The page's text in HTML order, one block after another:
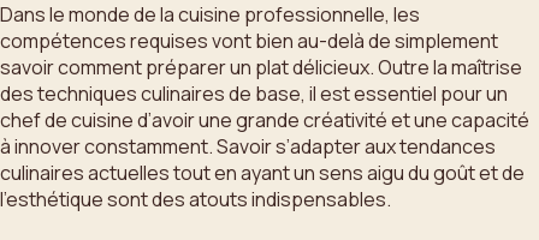
Dans le monde de la cuisine professionnelle, les
compétences requises vont bien au-delà de simplement
savoir comment préparer un plat délicieux. Outre la maîtrise
des techniques culinaires de base, il est essentiel pour un
chef de cuisine d’avoir une grande créativité et une capacité
à innover constamment. Savoir s’adapter aux tendances
culinaires actuelles tout en ayant un sens aigu du goût et de
l’esthétique sont des atouts indispensables.